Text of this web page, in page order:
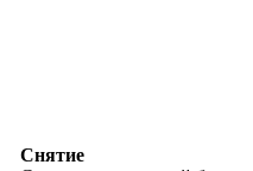
Снятие